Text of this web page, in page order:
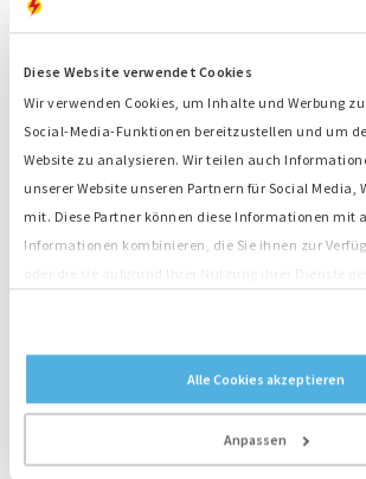
Diese Website verwendet Cookies
Wir verwenden Cookies, um Inhalte und Werbung
Social-Media-Funktionen bereitzustellen und um
Website zu analysieren. Wir teilen auch
unserer Website unseren Partnern für Social Media,
mit. Diese Partner können diese Informationen mit
Informationen kombinieren, die Sie ihnen zur
Alle Cookies akzeptieren
Anpassen
Ablauf der Schaltung:In terminlicher
Schaltungsbeauftragten (Netzbetreiber
Elektrounternehmen) wird der genaue
Netzübernahme erfolgt in Begleitung
SNO-Technikers, welcher im
Beauftragten die Last kontrolliert und
an die Netzersatzanlage übergibt. Nach
Übernahme der Last wird das Netz
kurzzeitigen Netzübernahmen kann der
Kundenwunsch den gesamten Ablauf